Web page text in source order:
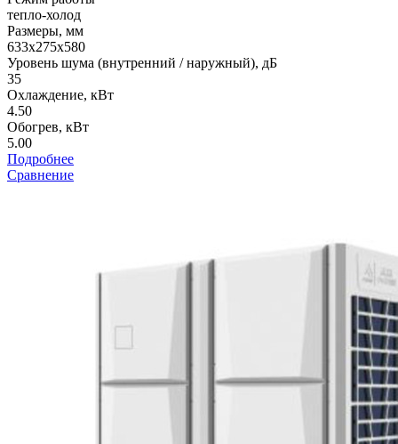
тепло-холод
Размеры, мм
633х275х580
Уровень шума (внутренний / наружный), дБ
35
Охлаждение, кВт
4.50
Обогрев, кВт
5.00
Подробнее
Сравнение